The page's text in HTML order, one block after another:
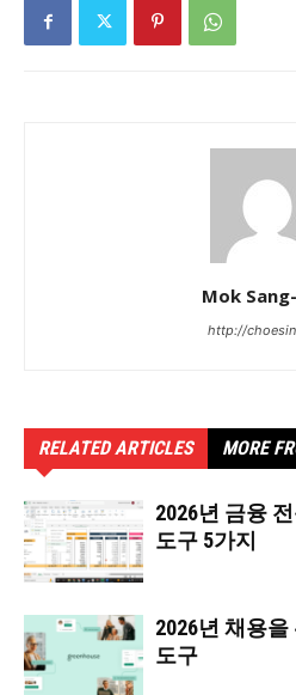
Mok
http://
RELATED ARTICLES MORE
2026년 금융
도구 5가지
2026년 채용
도구